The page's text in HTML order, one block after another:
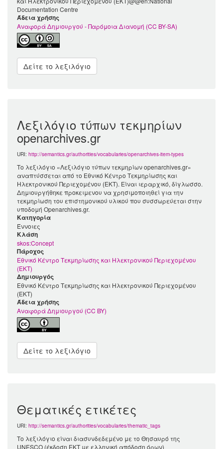
Documentation Centre
Άδεια χρήσης
Αναφορά Δημιουργού - Παρόμοια Διανομή (CC BY-SA)
Δείτε το λεξιλόγιο
Λεξιλόγιο τύπων τεκμηρίων
openarchives.gr
URI: http://semantics.gr/authorities/vocabularies/openarchives-item-types
Το λεξιλόγιο «Λεξιλόγιο τύπων τεκμηρίων openarchives.gr»
αναπτύσσεται από το Εθνικό Κέντρο Τεκμηρίωσης και
Ηλεκτρονικού Περιεχομένου (ΕΚΤ). Είναι ιεραρχικό, δίγλωσσο.
Δημιουργήθηκε προκειμενου να χρησιμοποιηθεί για την
τεκμηρίωση του επιστημονικού υλικού που συσσωρεύεται στην
υποδομή Openarchives.gr.
Κατηγορία
Έννοιες
Kλάση
skos:Concept
Πάροχος
Εθνικό Κέντρο Τεκμηρίωσης και Ηλεκτρονικού Περιεχομένου
(ΕΚΤ)
Δημιουργός
Εθνικό Κέντρο Τεκμηρίωσης και Ηλεκτρονικού Περιεχομένου
(ΕΚΤ)
Άδεια χρήσης
Αναφορά Δημιουργού (CC BY)
Δείτε το λεξιλόγιο
Θεματικές ετικέτες
URI: http://semantics.gr/authorities/vocabularies/thematic_tags
Το λεξιλόγιο είναι διασυνδεδεμένο με το Θησαυρό της
UNESCO (έκδοση ΕΚΤ με ελληνική απόδοση όρων)